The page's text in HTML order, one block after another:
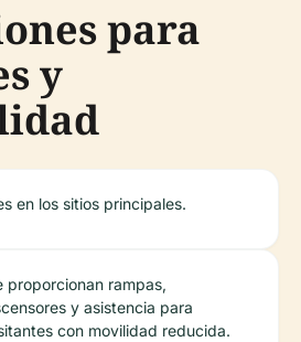
para
y
en los sitios principales.
proporcionan rampas,
y asistencia para
con movilidad reducida.